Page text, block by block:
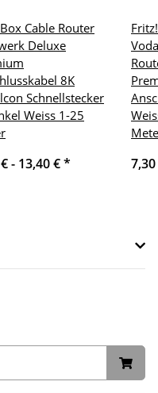
Cable Router
Deluxe
8K
Schnellstecker
Weiss 1-25
- 13,40 €*